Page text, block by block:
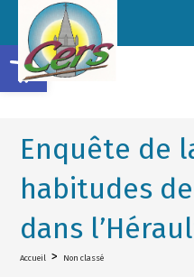
Enquête de
habitudes
dans
Accueil > Non classé
Ouvrir la